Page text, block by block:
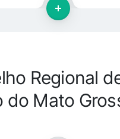
Regional
do Mato